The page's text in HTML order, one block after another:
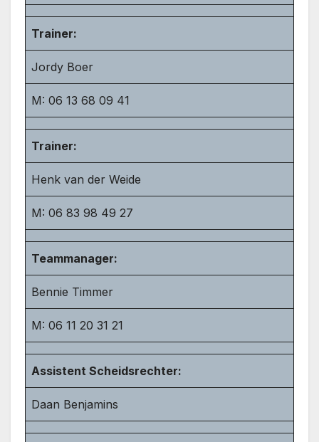
Trainer:
Jordy Boer
M: 06 13 68 09 41
Trainer:
Henk van der Weide
M: 06 83 98 49 27
Teammanager:
Bennie Timmer
M: 06 11 20 31 21
Assistent Scheidsrechter:
Daan Benjamins